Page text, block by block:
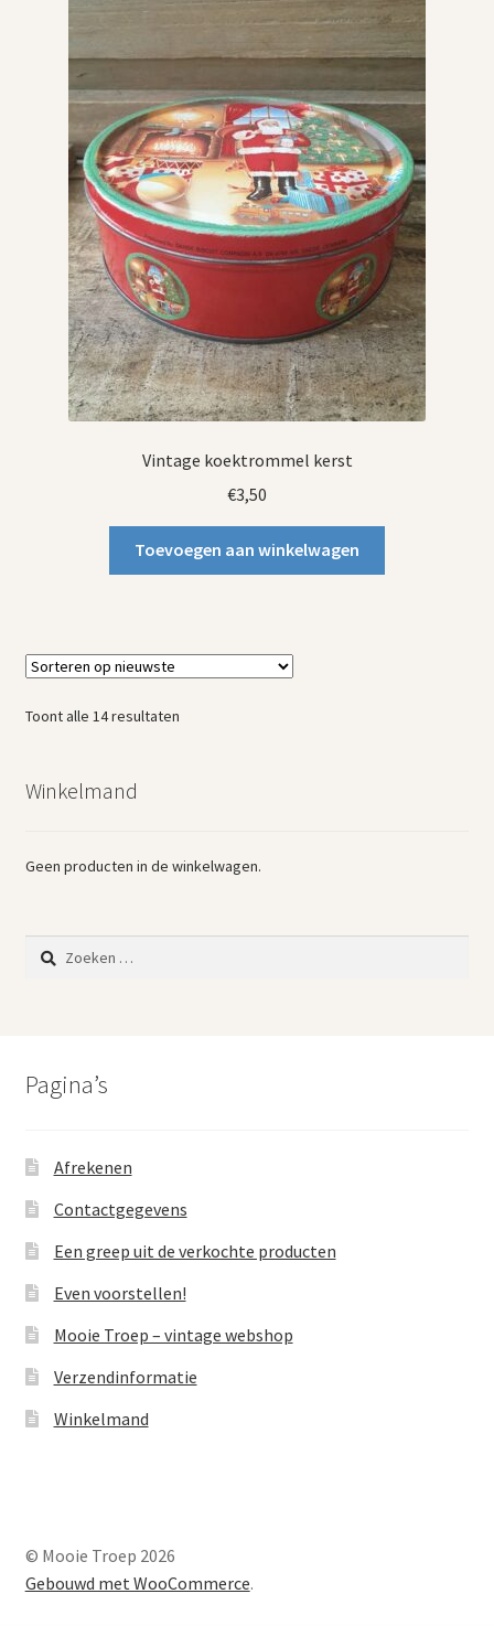
Vintage koektrommel kerst
€3,50
Toevoegen aan winkelwagen
Toont alle 14 resultatenGesorteerd
Winkelmand
Geen producten in de winkelwagen.
Zoeken
naar:
Pagina’s
Afrekenen
Contactgegevens
Een greep uit de verkochte producten
Even voorstellen!
Mooie Troep – vintage webshop
Verzendinformatie
Winkelmand
© Mooie Troep 2026
Gebouwd met WooCommerce.